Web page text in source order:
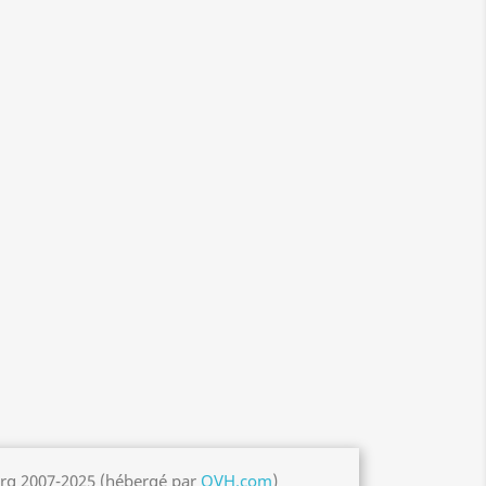
2007-2025 (hébergé par OVH.com)